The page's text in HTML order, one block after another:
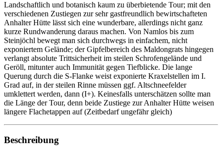
Landschaftlich und botanisch kaum zu überbietende Tour; mit den
verschiedenen Zustiegen zur sehr gastfreundlich bewirtschafteten
Anhalter Hütte lässt sich eine wunderbare, allerdings nicht ganz
kurze Rundwanderung daraus machen. Von Namlos bis zum
Steinjöchl bewegt man sich durchwegs in einfachem, nicht
exponiertem Gelände; der Gipfelbereich des Maldongrats hingegen
verlangt absolute Trittsicherheit im steilen Schrofengelände und
Geröll, mitunter auch Immunität gegen Tiefblicke. Die lange
Querung durch die S-Flanke weist exponierte Kraxelstellen im I.
Grad auf, in der steilen Rinne müssen ggf. Altschneefelder
umklettert werden, dann (I+). Keinesfalls unterschätzen sollte man
die Länge der Tour, denn beide Zustiege zur Anhalter Hütte weisen
längere Flachetappen auf (Zeitbedarf ungefähr gleich)
Beschreibung